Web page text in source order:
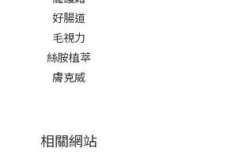
好腸道
毛視力
絲胺植萃
膚克威
相關網站